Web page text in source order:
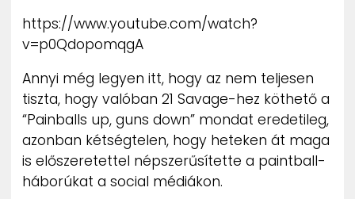
https://www.youtube.com/watch?
v=p0QdopomqgA
Annyi még legyen itt, hogy az nem teljesen
tiszta, hogy valóban 21 Savage-hez köthető a
“Painballs up, guns down” mondat eredetileg,
azonban kétségtelen, hogy heteken át maga
is előszeretettel népszerűsítette a paintball-
háborúkat a social médiákon.